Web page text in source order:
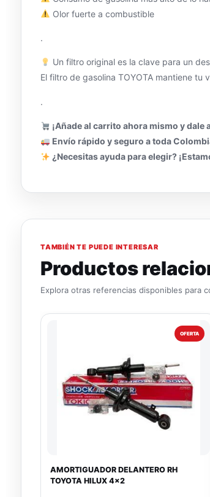
Olor fuerte a combustible
.
Un filtro original es la clave para un
El filtro de gasolina TOYOTA mantiene
.
¡Añade al carrito ahora mismo y
Envío rápido y seguro a toda
¿Necesitas ayuda para elegir?
TAMBIÉN TE PUEDE INTERESAR
Productos
Explora otras referencias disponibles para
OFERTA
AMORTIGUADOR DELANTERO RH
TOYOTA HILUX 4x2